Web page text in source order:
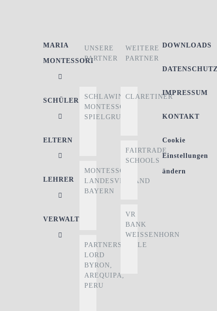
MARIA
MONTESSORI
SCHÜLER
ELTERN
LEHRER
VERWALTUNG
UNSERE
PARTNER
SCHLAWINER
MONTESSORI-
SPIELGRUPPE
MONTESSORI
LANDESVERBAND
BAYERN
PARTNERSCHULE
LORD
BYRON,
AREQUIPA,
PERU
WEITERE
PARTNER
CLARETINER
FAIRTRADE
SCHOOLS
VR
BANK
WEISSENHORN
DOWNLOADS
IMPRESSUM
KONTAKT
Cookie
Einstellungen
ändern